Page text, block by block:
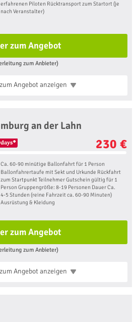
erfahrenen Piloten Rücktransport zum Startort (je
nach Veranstalter)
zum Angebot
zum Anbieter)
Angebotanzeigen
an der Lahn
230 €
Ca. 60-90 minütige Ballonfahrt für 1 Person
Ballonfahrertaufe mit Sekt und Urkunde Rückfahrt
zum Startpunkt Teilnehmer Gutschein gültig für 1
Person Gruppengröße: 8-19 Personen Dauer Ca.
4-5 Stunden (reine Fahrzeit ca. 60-90 Minuten)
Ausrüstung & Kleidung
zum Angebot
zum Anbieter)
Angebotanzeigen